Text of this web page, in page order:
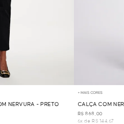
NERVURA - PRETO
+ MAIS CORES
CALÇA COM
R$ 868,00
6x de R$ 144,67